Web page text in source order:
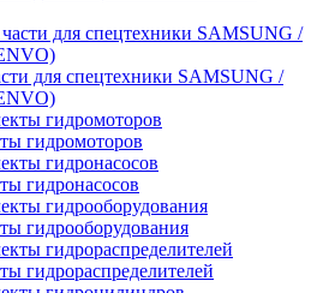
для спецтехники SAMSUNG /
гидромоторов
гидронасосов
гидрооборудования
гидрораспределителей